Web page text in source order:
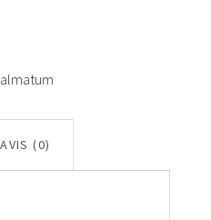
AVIS (0)